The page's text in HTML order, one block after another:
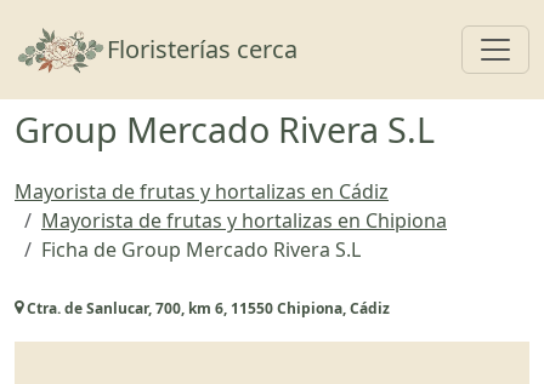
Floristerías cerca
Group Mercado Rivera S.L
Mayorista de frutas y hortalizas en Cádiz
Mayorista de frutas y hortalizas en Chipiona
Ficha de Group Mercado Rivera S.L
Ctra. de Sanlucar, 700, km 6, 11550 Chipiona, Cádiz